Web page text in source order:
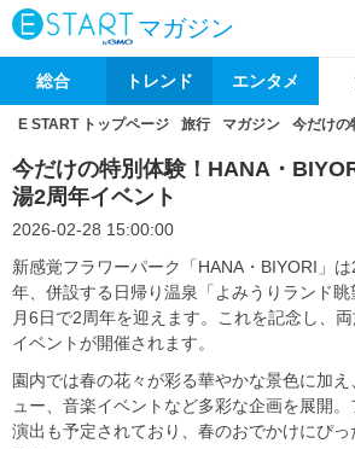
マガジン
総合 トレンド エンタメ
E START トップページ 旅行 マガジン 今だけの
今だけの特別体験！HANA・
湯2周年イベント
2026-02-28 15:00:00
新感覚フラワーパーク「HANA・BIYORI」
年、併設する日帰り温泉「よみうりランド
月6日で2周年を迎えます。これを記念し、
イベントが開催されます。
園内では春の花々が彩る華やかな景色に加
ュー、音楽イベントなど多彩な企画を展開
演出も予定されており、春のおでかけにぴ